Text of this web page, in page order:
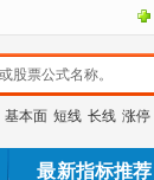
基本面 短线 长线 涨停
最新指标推荐